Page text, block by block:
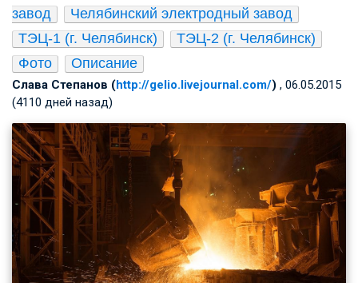
завод
Челябинский электродный завод
ТЭЦ-1 (г. Челябинск)
ТЭЦ-2 (г. Челябинск)
Фото
Описание
Слава Степанов (http://gelio.livejournal.com/) , 06.05.2015
(4110 дней назад)